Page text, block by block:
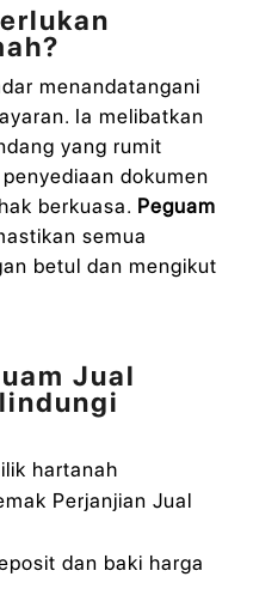
menandatangani
Ia melibatkan
yang rumit
dokumen
berkuasa. Peguam
semua
betul dan mengikut
Jual
hartanah
Perjanjian Jual
dan baki harga